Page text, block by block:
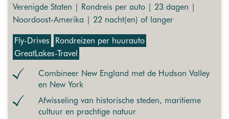
Verenigde Staten | Rondreis per auto | 23 dagen |
Noordoost-Amerika | 22 nacht(en) of langer
Fly-Drives
Rondreizen per huurauto
GreatLakes-Travel
Combineer New England met de Hudson Valley
en New York
Afwisseling van historische steden, maritieme
cultuur en prachtige natuur